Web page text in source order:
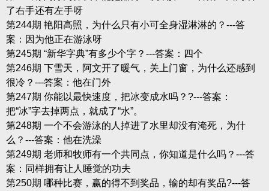
了右手还有左手呀
第244期 艳阳高照，为什么只有小可全身湿淋淋的？---答
案：因为他正在游泳呀
第245期 “新华字典”有多少个字？---答案：四个
第246期 下雪天，阿文开了暖气，关上门窗，为什么还感到
很冷？---答案：他在门外
第247期 你能以最快速度，把冰变成水吗？?---答案：
把“冰”字去掉两点，就成了“水”。
第248期 一个不会游泳的人掉进了水里却没有淹死，为什
么？---答案：他在洗澡
第249期 老师和牧师有一个共同点，你知道是什么吗？---答
案：同样拥有让人睡觉的功夫
第250期 哪种比赛，赢的得不到奖品，输的却有奖品?---答